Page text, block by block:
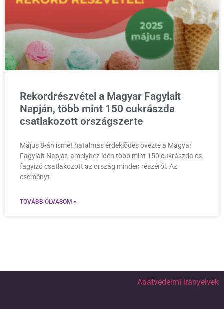
Rekordrészvétel a Magyar Fagylalt
Napján, több mint 150 cukrászda
csatlakozott országszerte
Május 8-án ismét hatalmas érdeklődés övezte a Magyar
Fagylalt Napját, amelyhez idén több mint 150 cukrászda és
fagyizó csatlakozott az ország minden részéről. Az
eseményt
TOVÁBB OLVASOM »
Adatvédelmi irányelvek